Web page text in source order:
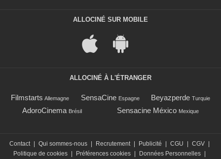
ALLOCINÉ SUR MOBILE
ALLOCINÉ À L'ÉTRANGER
Filmstarts Allemagne SensaCine Espagne Beyazperde Turquie
AdoroCinema Brésil Sensacine México Mexique
Contact | Qui sommes-nous | Recrutement | Publicité | CGU | CGV |
Politique de cookies | Préférences cookies | Données Personnelles |